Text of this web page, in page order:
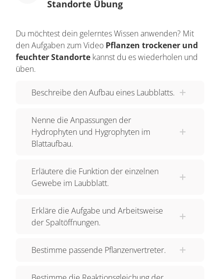
sowie der Aufbau des Laubblattes und die
bekannt sein. Und du solltest den
Wasserhaushalt der Pflanze beschreiben können.
könnten wir nicht atmen. Zur Orientierung wird
einmal dargestellt. Das Blatt setzt sich zusammen
aus einer Kutikula, einer Epidermis, dem
Palisadengewebe, dem Schwammgewebe,
Vertretern der verschiedenen Standorte ist dieser
Aufbau in besonderer Weise an die Bedingungen
Lebensräumen Vertreter kennenlernen. Stellt
euch vor, es gäbe ein Social Network für
erstellt sein? Wir nennen diese Plattform mal
Standorte Übung
Du möchtest dein gelerntes Wissen anwenden? Mit
den Aufgaben zum Video Pflanzen trockener und
feuchter Standorte kannst du es wiederholen und
üben.
Beschreibe den Aufbau eines Laubblatts.
Nenne die Anpassungen der
Hydrophyten und Hygrophyten im
Blattaufbau.
Erläutere die Funktion der einzelnen
Gewebe im Laubblatt.
Erkläre die Aufgabe und Arbeitsweise
der Spaltöffnungen.
Bestimme passende Pflanzenvertreter.